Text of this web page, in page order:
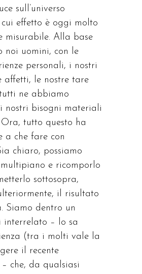
sull’universo
effetto è oggi molto
misurabile. Alla base
noi uomini, con le
personali, i nostri
affetti, le nostre tare
ne abbiamo
nostri bisogni materiali
tutto questo ha
a che fare con
chiaro, possiamo
e ricomporlo
sottosopra,
il risultato
Siamo dentro un
interrelato – lo sa
(tra i molti vale la
il recente
che, da qualsiasi